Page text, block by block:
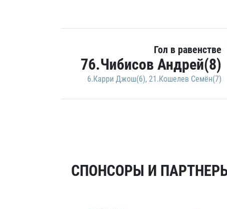
Гол в равенстве
76.Чибисов Андрей(8)
6.Карри Джош(6), 21.Кошелев Семён(7)
СПОНСОРЫ И